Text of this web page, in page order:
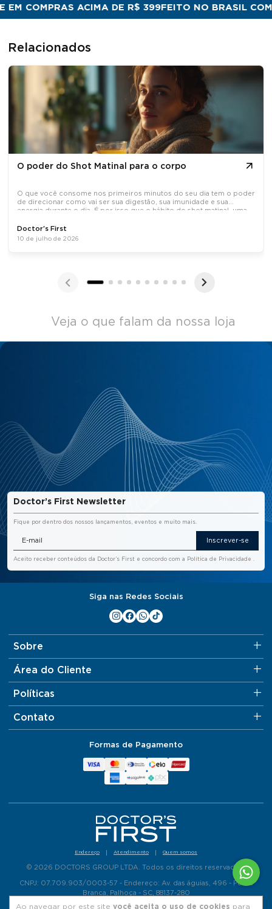
Ao navegar por este site você aceita o uso de cookies para
ACIMA DE R$ 399FEITO NO BRASIL COM
Relacionados
O poder do Shot Matinal para o corpo
O que você consome nos primeiros minutos do seu dia tem o poder
de direcionar como vai ser sua digestão, sua imunidade e sua
energia durante o dia. É por isso que o hábito do shot matinal, uma
Doctor's First
10 de julho de 2026
Veja o que falam da nossa loja
Doctor’s First Newsletter
Fique por dentro dos nossos lançamentos, eventos e muito mais.
Inscrever-se
Aceito receber conteúdos da Doctor’s First e concordo com a Política de Privacidade
Siga nas Redes Sociais
Sobre
Área do Cliente
Políticas
Contato
Formas de Pagamento
Endereço Atendimento Quem somos
© 2026 DOCTORS GROUP LTDA. Todos os direitos reservados.
CNPJ: 07.709.903/0003-57 - Endereço: Av. das águias, 496 - Pedra
Branca, Palhoça - SC, 88137-280